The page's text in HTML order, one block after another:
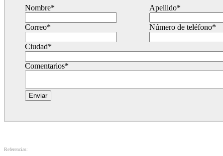
Nombre* Apellido*
Correo* Número de teléfono*
Ciudad*
Comentarios*
Referencias: